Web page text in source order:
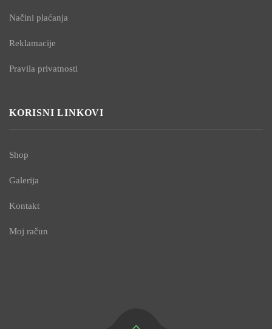
Načini plaćanja
Reklamacije
Pravila privatnosti
KORISNI LINKOVI
Shop
Galerija
Kontakt
Moj račun